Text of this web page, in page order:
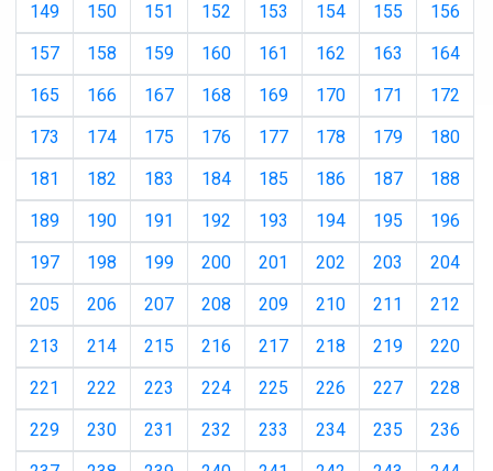
149
150 151 152 153 154 155
156
157
158 159 160 161 162 163
164
165
166 167 168 169 170 171
172
173
174 175 176 177 178 179
180
181
182 183 184 185 186 187
188
189
190 191 192 193 194 195
196
197
198 199 200 201 202 203
204
205
206 207 208 209 210 211
212
213
214 215 216 217 218 219
220
221
222 223 224 225 226 227
228
229
230 231 232 233 234 235
236